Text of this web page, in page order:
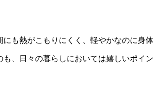
も熱がこもりにくく、軽やかなのに身
、日々の暮らしにおいては嬉しいポイン